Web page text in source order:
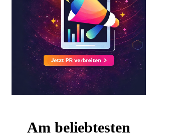
Am beliebtesten